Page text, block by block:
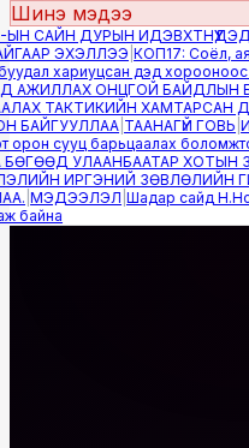
Шинэ мэдээ
САЙН ДУРЫН ИДЭВХТНҮҮДЭД
ЭХЭЛЛЭЭ|КОП17: Соёл,
хариуцсан дэд хорооноос
ОНЦГОЙ БАЙДЛЫН
ТАКТИКИЙН ХАМТАРСАН
БАЙГУУЛЛАА|ТААНАГҮЙ ГОВЬ|
орон сууц барьцаалах
УЛААНБААТАР ХОТЫН
ИРГЭНИЙ ЗӨВЛӨЛИЙН
|МЭДЭЭЛЭЛ|Шадар сайд
байна